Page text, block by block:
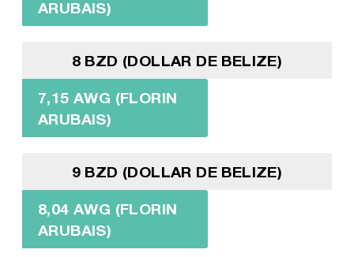
ARUBAIS)
8 BZD (DOLLAR DE BELIZE)
7,15 AWG (FLORIN
ARUBAIS)
9 BZD (DOLLAR DE BELIZE)
8,04 AWG (FLORIN
ARUBAIS)